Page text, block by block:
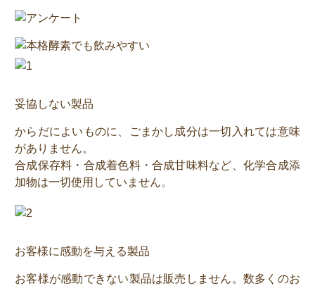
妥協しない製品
からだによいものに、ごまかし成分は一切入れては意味
がありません。
合成保存料・合成着色料・合成甘味料など、化学合成添
加物は一切使用していません。
お客様に感動を与える製品
お客様が感動できない製品は販売しません。数多くのお